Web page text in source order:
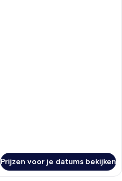
Prijzen voor je datums bekijken